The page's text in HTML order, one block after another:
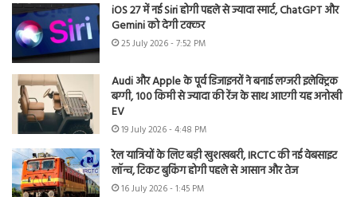
iOS 27 में नई Siri होगी पहले से ज्यादा स्मार्ट, ChatGPT और
Gemini को देगी टक्कर
25 July 2026 - 7:52 PM
Audi और Apple के पूर्व डिजाइनरों ने बनाई लग्जरी इलेक्ट्रिक
बग्गी, 100 किमी से ज्यादा की रेंज के साथ आएगी यह अनोखी
EV
19 July 2026 - 4:48 PM
रेल यात्रियों के लिए बड़ी खुशखबरी, IRCTC की नई वेबसाइट
लॉन्च, टिकट बुकिंग होगी पहले से आसान और तेज
16 July 2026 - 1:45 PM